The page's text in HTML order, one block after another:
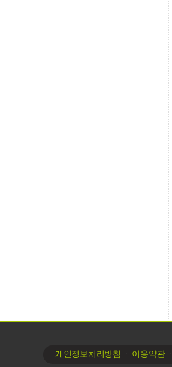
개인정보처리방침 이용약관∙